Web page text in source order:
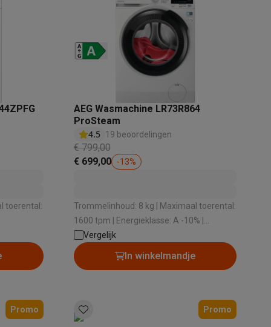
Smartphone gaming controllersAccessoires
toerental:
|
AEG Wasmachine LR73R864
ProSteam
4.5
19 beoordelingen
€ 799,00
€ 699,00
-13%
Trommelinhoud: 8 kg | Maximaal toerental:
1600 tpm | Energieklasse: A -10% |
Geluidsniveau bij het zwieren: 76 dB |
Dosering wasmiddel: Handmatig
Vergelijk
In winkelmandje
Promo Promo